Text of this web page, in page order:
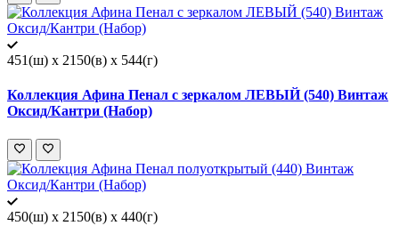
451(ш) x 2150(в) x 544(г)
Коллекция Афина Пенал с зеркалом ЛЕВЫЙ (540) Винтаж
Оксид/Кантри (Набор)
450(ш) x 2150(в) x 440(г)